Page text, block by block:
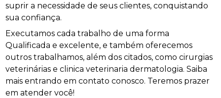
suprir a necessidade de seus clientes, conquistando
sua confiança.
Executamos cada trabalho de uma forma
Qualificada e excelente, e também oferecemos
outros trabalhamos, além dos citados, como cirurgias
veterinárias e clinica veterinaria dermatologia. Saiba
mais entrando em contato conosco. Teremos prazer
em atender você!